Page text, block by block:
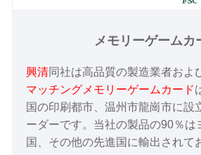
メモリーゲームカ
興清同社は高品質の製造業者およ
マッチングメモリーゲームカード
国の印刷都市、温州市龍崗市に設
ーダーです。当社の製品の90％は
国、その他の先進国に輸出されて